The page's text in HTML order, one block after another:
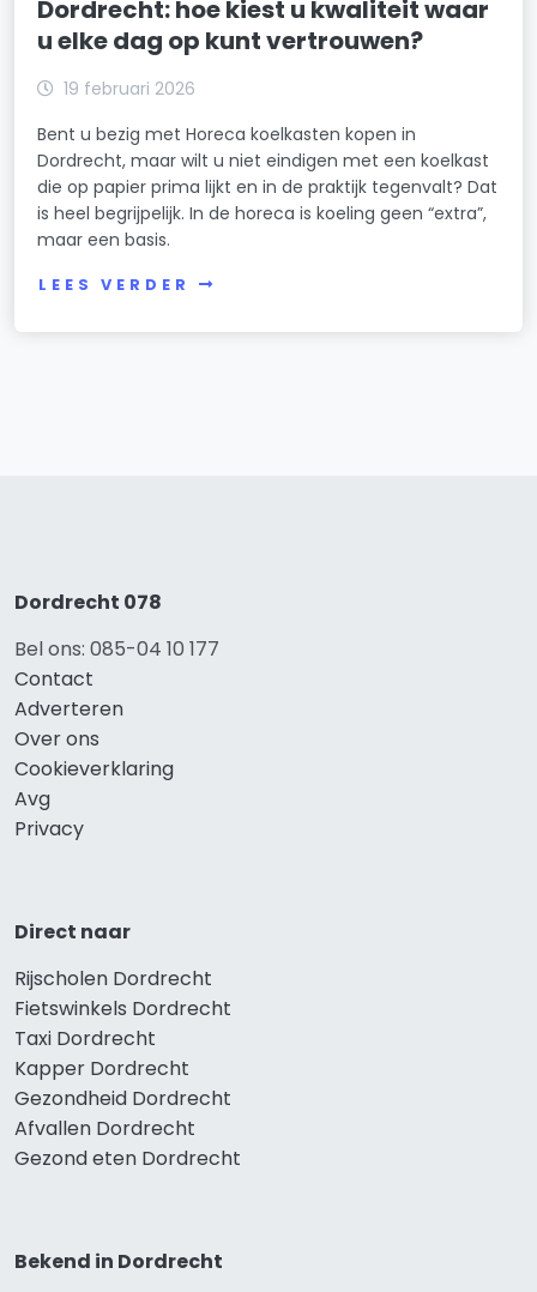
Dordrecht: hoe kiest u kwaliteit waar
u elke dag op kunt vertrouwen?
19 februari 2026
Bent u bezig met Horeca koelkasten kopen in
Dordrecht, maar wilt u niet eindigen met een koelkast
die op papier prima lijkt en in de praktijk tegenvalt? Dat
is heel begrijpelijk. In de horeca is koeling geen “extra”,
maar een basis.
LEES VERDER
Dordrecht 078
Bel ons: 085-04 10 177
Contact
Adverteren
Over ons
Cookieverklaring
Avg
Privacy
Direct naar
Rijscholen Dordrecht
Fietswinkels Dordrecht
Taxi Dordrecht
Kapper Dordrecht
Gezondheid Dordrecht
Afvallen Dordrecht
Gezond eten Dordrecht
Bekend in Dordrecht